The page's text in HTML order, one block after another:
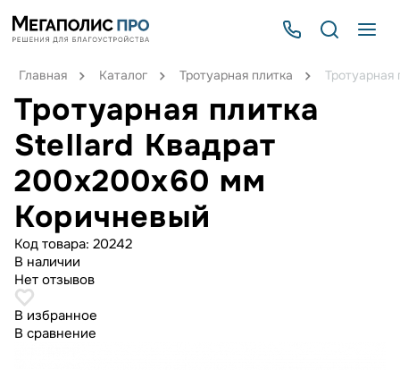
Главная Каталог Тротуарная плитка
Тротуарная плитка
Stellard Квадрат
200х200х60 мм
Коричневый
Код товара: 20242
В наличии
Нет отзывов
В избранное
В сравнение